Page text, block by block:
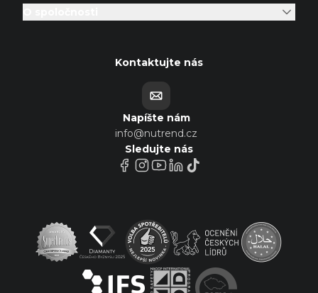
Kontaktujte nás
Napíšte nám
info@nutrend.cz
Sledujte nás